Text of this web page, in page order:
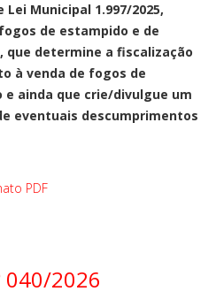
Municipal 1.997/2025,
de estampido e de
que determine a fiscalização
à venda de fogos de
ainda que crie/divulgue um
eventuais descumprimentos
PDF
040/2026